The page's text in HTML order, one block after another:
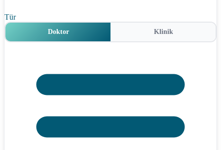
Tür
Doktor Klinik